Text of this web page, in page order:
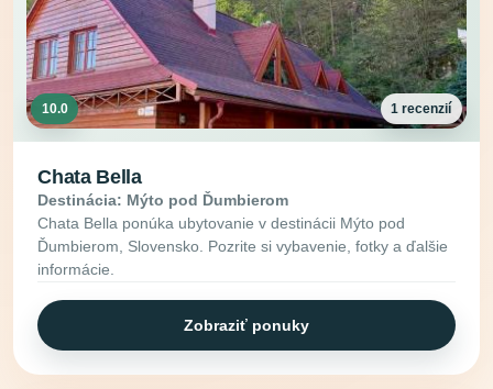
10.0 1 recenzií
Chata Bella
Destinácia: Mýto pod Ďumbierom
Chata Bella ponúka ubytovanie v destinácii Mýto pod
Ďumbierom, Slovensko. Pozrite si vybavenie, fotky a ďalšie
informácie.
Zobraziť ponuky